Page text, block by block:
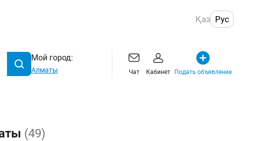
Қаз Рус
Мой город:
Алматы Чат Кабинет Подать объявление
(49)